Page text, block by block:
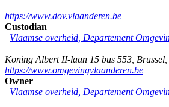
https://www.dov.vlaanderen.be
Custodian
Vlaamse overheid, Departement
Koning Albert II-laan 15 bus 553 Brussel
https://www.omgevingvlaanderen.be
Owner
Vlaamse overheid, Departement